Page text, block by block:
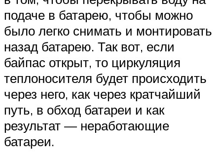
подаче в батарею, чтобы можно
было легко снимать и монтировать
назад батарею. Так вот, если
байпас открыт, то циркуляция
теплоносителя будет происходить
через него, как через кратчайший
путь, в обход батареи и как
результат — неработающие
батареи.